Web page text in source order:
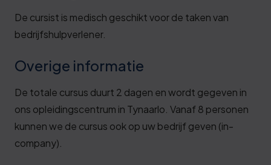
De cursist is medisch geschikt voor de taken van
bedrijfshulpverlener.
Overige informatie
De totale cursus duurt 2 dagen en wordt gegeven in
ons opleidingscentrum in Tynaarlo. Vanaf 8 personen
kunnen we de cursus ook op uw bedrijf geven (in-
company).